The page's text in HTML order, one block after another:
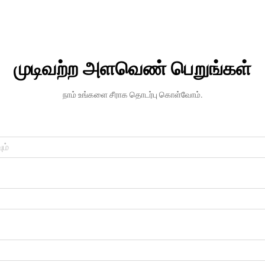
முடிவற்ற அளவெண் பெறுங்கள்
நாம் உங்களை சீராக தொடர்பு கொள்வோம்.